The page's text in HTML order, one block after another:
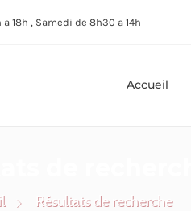
18h , Samedi de 8h30 a 14h
Accueil
Résultats de recherche